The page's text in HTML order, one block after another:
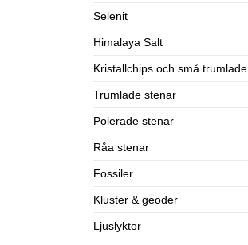
Selenit
Himalaya Salt
Kristallchips och små trumlade
Trumlade stenar
Polerade stenar
Råa stenar
Fossiler
Kluster & geoder
Ljuslyktor